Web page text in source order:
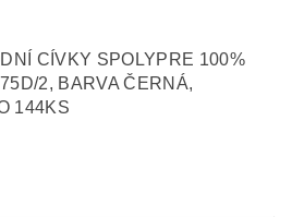
CÍVKY SPOLYPRE 100%
2, BARVA ČERNÁ,
144KS